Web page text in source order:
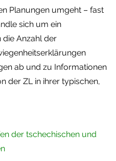
Planungen umgeht – fast
sich um ein
die Anzahl der
ab und zu Informationen
der ZL in ihrer typischen,
der tschechischen und